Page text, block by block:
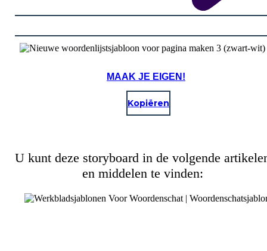
MAAK JE EIGEN!
Kopiëren
U kunt deze storyboard in de volgende
en middelen te vinden: